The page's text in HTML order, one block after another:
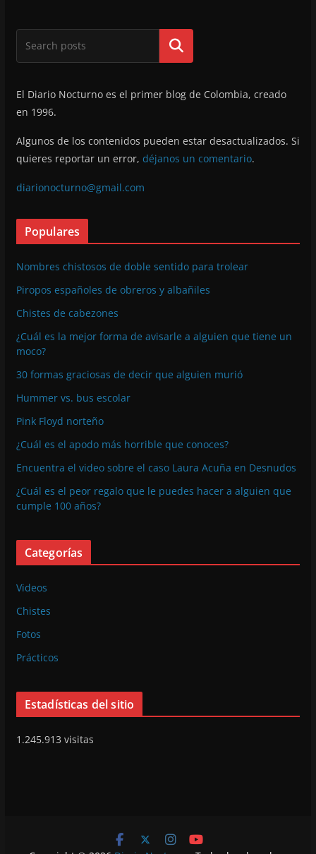
Buscar
El Diario Nocturno es el primer blog de Colombia, creado
en 1996.
Algunos de los contenidos pueden estar desactualizados. Si
quieres reportar un error, déjanos un comentario.
diarionocturno@gmail.com
Populares
Nombres chistosos de doble sentido para trolear
Piropos españoles de obreros y albañiles
Chistes de cabezones
¿Cuál es la mejor forma de avisarle a alguien que tiene un
moco?
30 formas graciosas de decir que alguien murió
Hummer vs. bus escolar
Pink Floyd norteño
¿Cuál es el apodo más horrible que conoces?
Encuentra el video sobre el caso Laura Acuña en Desnudos
¿Cuál es el peor regalo que le puedes hacer a alguien que
cumple 100 años?
Categorías
Videos
Chistes
Fotos
Prácticos
Estadísticas del sitio
1.245.913 visitas